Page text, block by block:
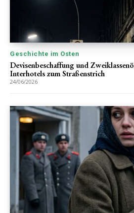
Geschichte im Osten
Devisenbeschaffung und
Interhotels zum Straßenstrich
24/06/2026